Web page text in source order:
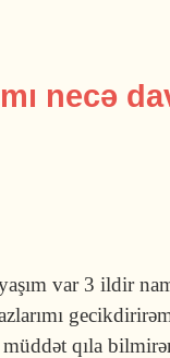
necə
var 3 ildir
müddət qıla